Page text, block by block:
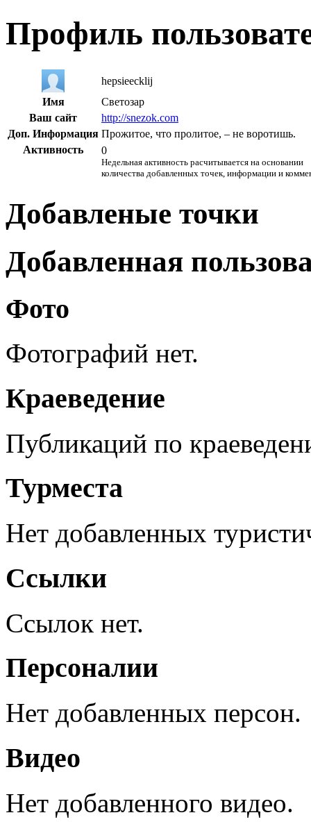
Профиль
hepsieecklij
Имя
Светозар
Ваш сайт
http://snezok.com
Доп. Информация Прожитое, что пролитое, – не воротишь.
Активность
0
Недельная активность расчитывается на основании
количества добавленных точек, информации и
Добавленые точки
Добавленная
Фото
Фотографий нет.
Краеведение
Публикаций по
Турместа
Нет добавленных
Ссылки
Ссылок нет.
Персоналии
Нет добавленных персон.
Видео
Нет добавленного видео.